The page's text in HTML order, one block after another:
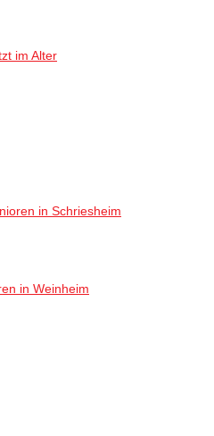
im Alter
in Schriesheim
in Weinheim